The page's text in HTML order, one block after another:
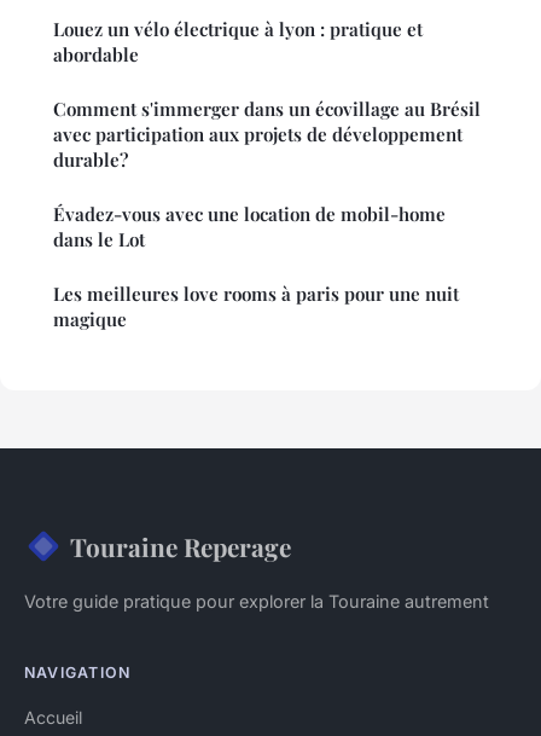
Louez un vélo électrique à lyon : pratique et
abordable
Comment s'immerger dans un écovillage au Brésil
avec participation aux projets de développement
durable?
Évadez-vous avec une location de mobil-home
dans le Lot
Les meilleures love rooms à paris pour une nuit
magique
Touraine Reperage
Votre guide pratique pour explorer la Touraine autrement
NAVIGATION
Accueil